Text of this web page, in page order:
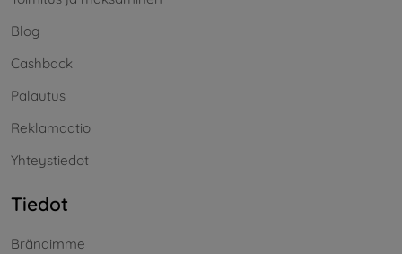
Blog
Cashback
Palautus
Reklamaatio
Yhteystiedot
Tiedot
Brändimme